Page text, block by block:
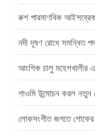
রুশ পারমাণবিক
নদী দূষণ রোধে সমন্বিত
আংশিক চালু মহেশখালীর
শাওমি উন্মোচন করল নতুন
লোকসংগীত জগতে শোকের